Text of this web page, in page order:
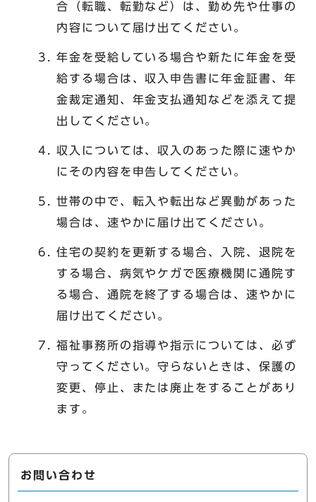
合（転職、転勤など）は、勤め先や仕事の
内容について届け出てください。
年金を受給している場合や新たに年金を受
給する場合は、収入申告書に年金証書、年
金裁定通知、年金支払通知などを添えて提
出してください。
収入については、収入のあった際に速やか
にその内容を申告してください。
世帯の中で、転入や転出など異動があった
場合は、速やかに届け出てください。
住宅の契約を更新する場合、入院、退院を
する場合、病気やケガで医療機関に通院す
る場合、通院を終了する場合は、速やかに
届け出てください。
福祉事務所の指導や指示については、必ず
守ってください。守らないときは、保護の
変更、停止、または廃止をすることがあり
ます。
お問い合わせ